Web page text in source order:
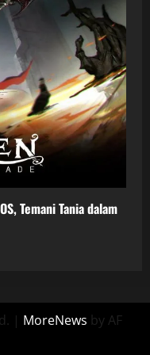
Temani Tania dalam
| MoreNews by AF